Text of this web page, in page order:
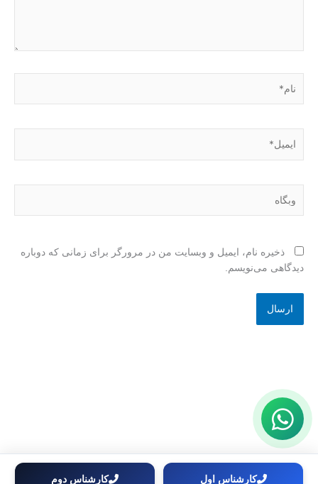
ذخیره نام، ایمیل و وبسایت من در مرورگر برای زمانی که دوباره
دیدگاهی می‌نویسم.
کارشناس اول کارشناس دوم